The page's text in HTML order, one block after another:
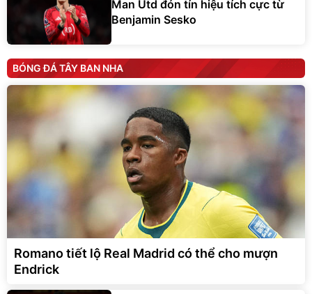
Man Utd đón tín hiệu tích cực từ
Benjamin Sesko
BÓNG ĐÁ TÂY BAN NHA
Romano tiết lộ Real Madrid có thể cho mượn
Endrick